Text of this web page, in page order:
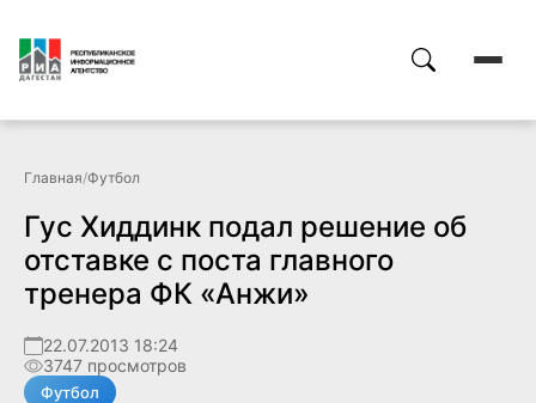
Главная/Футбол
Гус Хиддинк подал решение об
отставке с поста главного
тренера ФК «Анжи»
22.07.2013 18:24
3747 просмотров
Футбол